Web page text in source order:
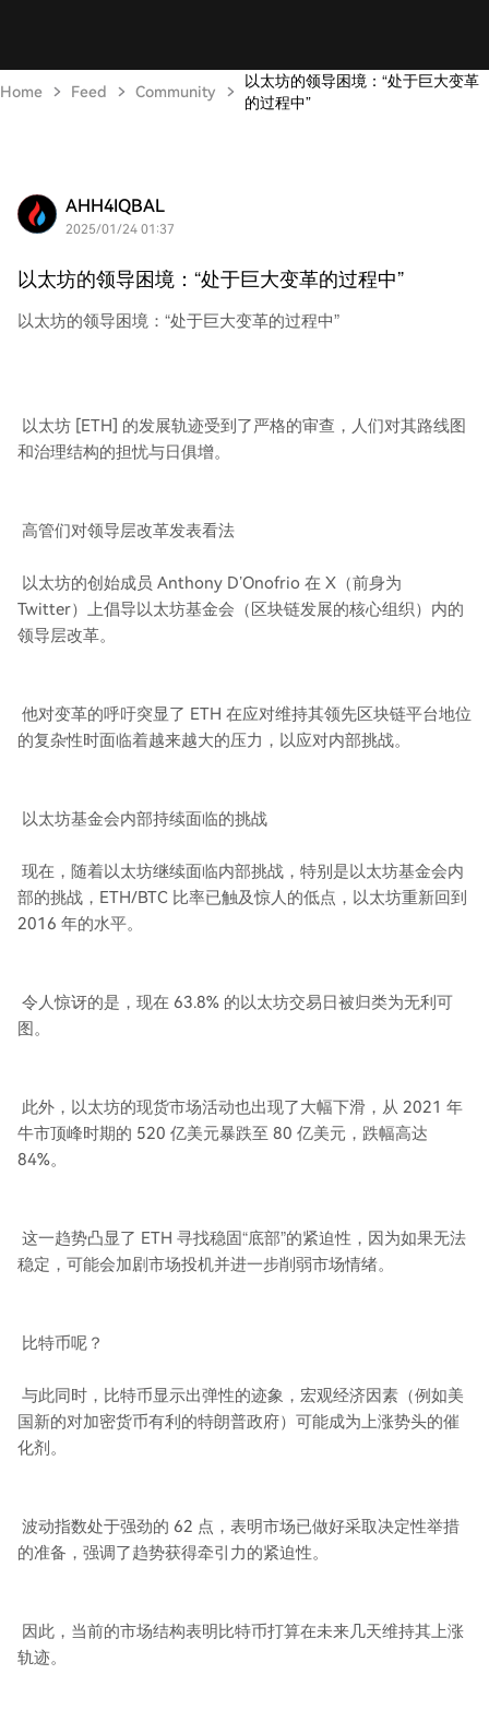
Home Feed Community
以太坊的领导困境：“处于巨大变革
的过程中”
AHH4IQBAL
2025/01/24 01:37
以太坊的领导困境：“处于巨大变革的过程中”
以太坊的领导困境：“处于巨大变革的过程中”
以太坊 [ETH] 的发展轨迹受到了严格的审查，人们对其路线图
和治理结构的担忧与日俱增。
高管们对领导层改革发表看法
以太坊的创始成员 Anthony D’Onofrio 在 X（前身为
Twitter）上倡导以太坊基金会（区块链发展的核心组织）内的
领导层改革。
他对变革的呼吁突显了 ETH 在应对维持其领先区块链平台地位
的复杂性时面临着越来越大的压力，以应对内部挑战。
以太坊基金会内部持续面临的挑战
现在，随着以太坊继续面临内部挑战，特别是以太坊基金会内
部的挑战，ETH/BTC 比率已触及惊人的低点，以太坊重新回到
2016 年的水平。
令人惊讶的是，现在 63.8% 的以太坊交易日被归类为无利可
图。
此外，以太坊的现货市场活动也出现了大幅下滑，从 2021 年
牛市顶峰时期的 520 亿美元暴跌至 80 亿美元，跌幅高达
84%。
这一趋势凸显了 ETH 寻找稳固“底部”的紧迫性，因为如果无法
稳定，可能会加剧市场投机并进一步削弱市场情绪。
比特币呢？
与此同时，比特币显示出弹性的迹象，宏观经济因素（例如美
国新的对加密货币有利的特朗普政府）可能成为上涨势头的催
化剂。
波动指数处于强劲的 62 点，表明市场已做好采取决定性举措
的准备，强调了趋势获得牵引力的紧迫性。
因此，当前的市场结构表明比特币打算在未来几天维持其上涨
轨迹。